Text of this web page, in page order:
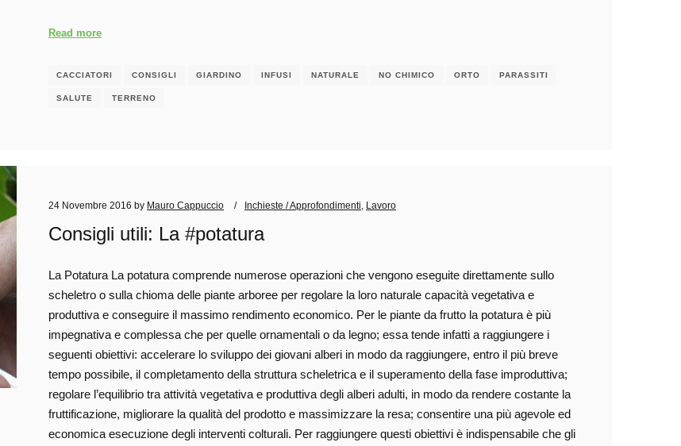
Read more
CACCIATORI CONSIGLI GIARDINO INFUSI NATURALE NO CHIMICO ORTO PARASSITI
SALUTE TERRENO
24 Novembre 2016 by Mauro Cappuccio Inchieste / Approfondimenti Lavoro
Consigli utili: La #potatura
La Potatura La potatura comprende numerose operazioni che vengono eseguite direttamente sullo
scheletro o sulla chioma delle piante arboree per regolare la loro naturale capacità vegetativa e
produttiva e conseguire il massimo rendimento economico. Per le piante da frutto la potatura è più
impegnativa e complessa che per quelle ornamentali o da legno; essa tende infatti a raggiungere i
seguenti obiettivi: accelerare lo sviluppo dei giovani alberi in modo da raggiungere, entro il più breve
tempo possibile, il completamento della struttura scheletrica e il superamento della fase improduttiva;
regolare l’equilibrio tra attività vegetativa e produttiva degli alberi adulti, in modo da rendere costante la
fruttificazione, migliorare la qualità del prodotto e massimizzare la resa; consentire una più agevole ed
economica esecuzione degli interventi colturali. Per raggiungere questi obiettivi è indispensabile che gli